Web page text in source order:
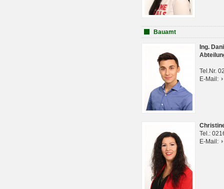
Bauamt
Ing.
Tel.Nr.
E-Mail:
Tel.:
E-Mail: